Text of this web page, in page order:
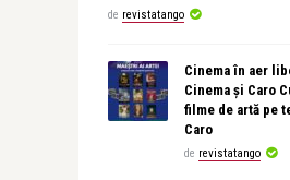
de revistatango
Cinema în aer
Cinema și Caro
filme de artă pe
Caro
de revistatango